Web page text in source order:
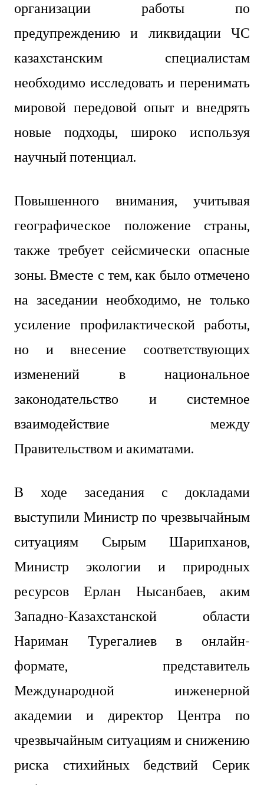
организации работы по
предупреждению и ликвидации ЧС
казахстанским специалистам
необходимо исследовать и перенимать
мировой передовой опыт и внедрять
новые подходы, широко используя
научный потенциал.
Повышенного внимания, учитывая
географическое положение страны,
также требует сейсмически опасные
зоны. Вместе с тем, как было отмечено
на заседании необходимо, не только
усиление профилактической работы,
но и внесение соответствующих
изменений в национальное
законодательство и системное
взаимодействие между
Правительством и акиматами.
В ходе заседания с докладами
выступили Министр по чрезвычайным
ситуациям Сырым Шарипханов,
Министр экологии и природных
ресурсов Ерлан Нысанбаев, аким
Западно-Казахстанской области
Нариман Турегалиев в онлайн-
формате, представитель
Международной инженерной
академии и директор Центра по
чрезвычайным ситуациям и снижению
риска стихийных бедствий Серик